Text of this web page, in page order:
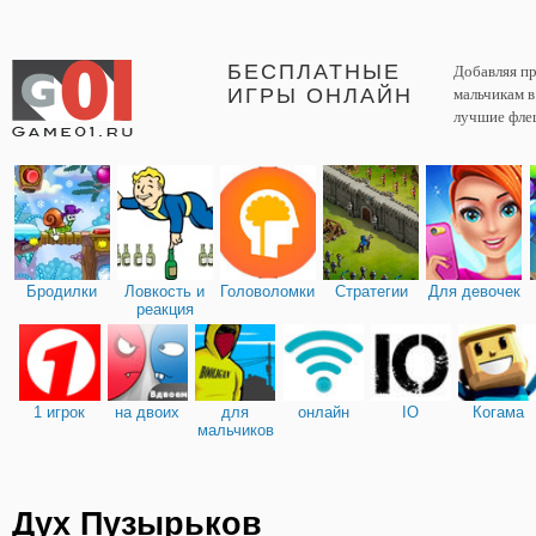
БЕСПЛАТНЫЕ
ИГРЫ ОНЛАЙН
Добавляя
мальчикам
лучшие
Бродилки
Ловкость и
реакция
Головоломки Стратегии Для девочек
1 игрок на двоих
для
мальчиков
онлайн IO Когама
Дух Пузырьков